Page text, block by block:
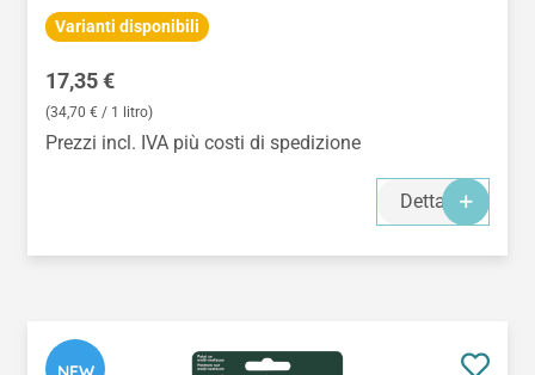
Varianti disponibili
Prezzo normale:
17,35 €
(34,70 € / 1 litro)
Prezzi incl. IVA più costi di spedizione
Dettagli